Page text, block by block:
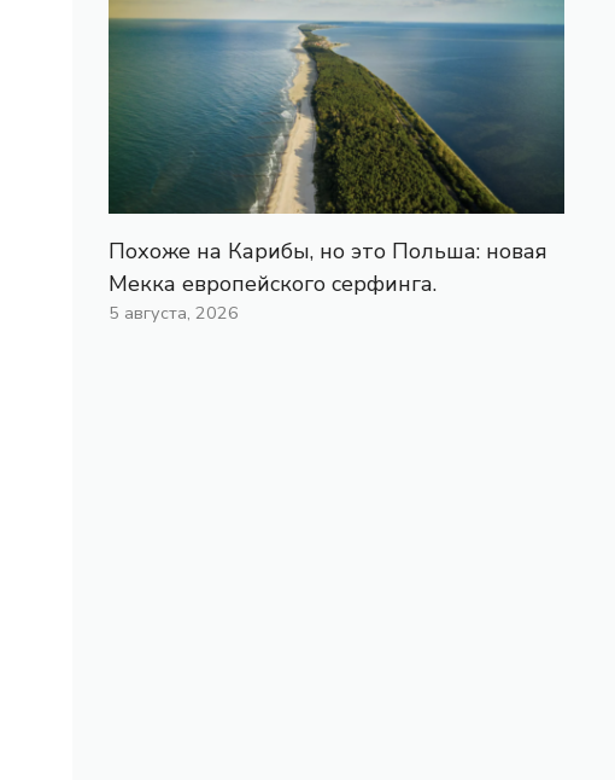
Похоже на Карибы, но это Польша: новая
Мекка европейского серфинга.
5 августа, 2026